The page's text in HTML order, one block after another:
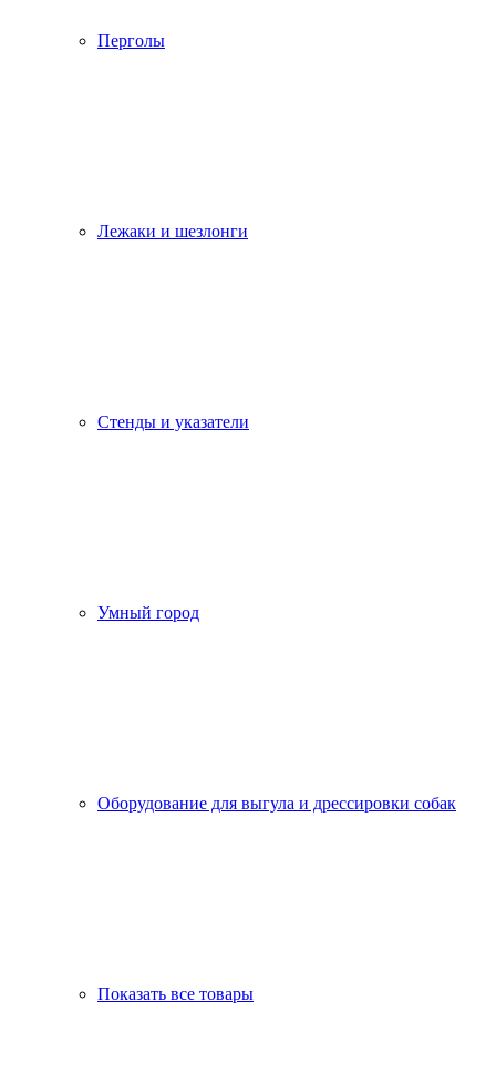
Перголы
Лежаки и шезлонги
Стенды и указатели
Умный город
Оборудование для выгула и дрессировки собак
Показать все товары